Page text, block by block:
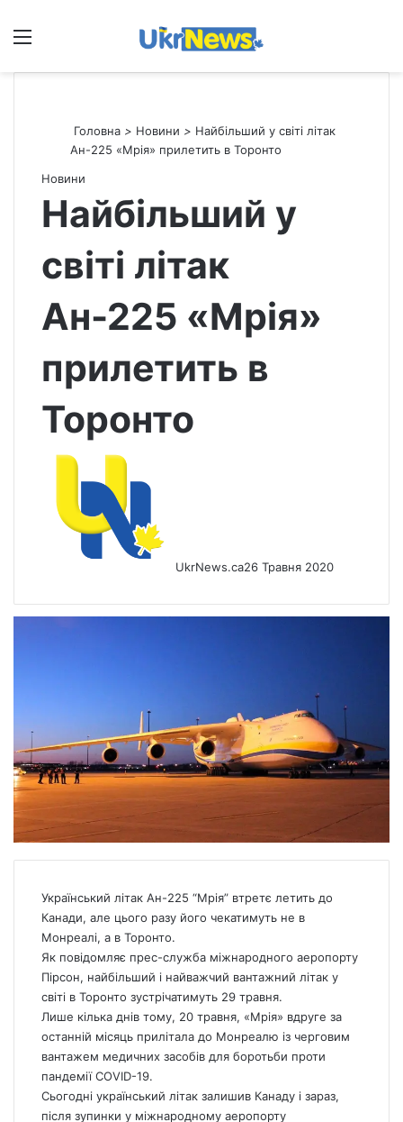
Меню
Головна > Новини > Найбільший у світі літак
Ан-225 «Мрія» прилетить в Торонто
Новини
Найбільший у
світі літак
Ан-225 «Мрія»
прилетить в
Торонто
UkrNews.ca26 Травня 2020
Український літак Ан-225 “Мрія” втретє летить до
Канади, але цього разу його чекатимуть не в
Монреалі, а в Торонто.
Як повідомляє прес-служба міжнародного аеропорту
Пірсон, найбільший і найважчий вантажний літак у
світі в Торонто зустрічатимуть 29 травня.
Лише кілька днів тому, 20 травня, «Мрія» вдруге за
останній місяць прилітала до Монреалю із черговим
вантажем медичних засобів для боротьби проти
пандемії COVID-19.
Сьогодні український літак залишив Канаду і зараз,
після зупинки у міжнародному аеропорту